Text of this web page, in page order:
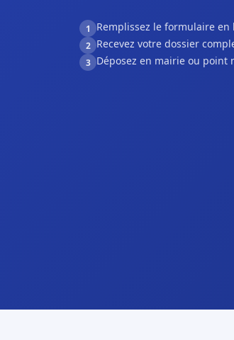
1 Remplissez le formulaire
2 Recevez votre dossier
3 Déposez en mairie ou